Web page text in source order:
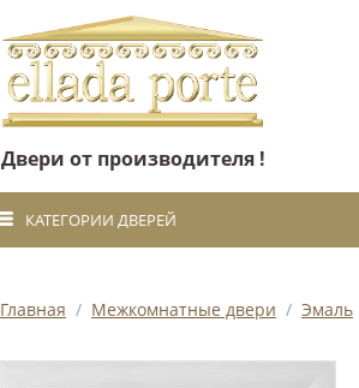
Двери от производителя !
КАТЕГОРИИ ДВЕРЕЙ
Главная / Межкомнатные двери / Эмаль